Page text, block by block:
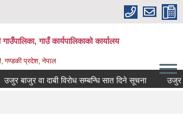
गाउँपालिका, गाउँ कार्यपालिकाको कार्यालय
गण्डकी प्रदेश, नेपाल
बाजुर वा दाबी विरोध सम्बन्धि सात दिने सूचना उजुर